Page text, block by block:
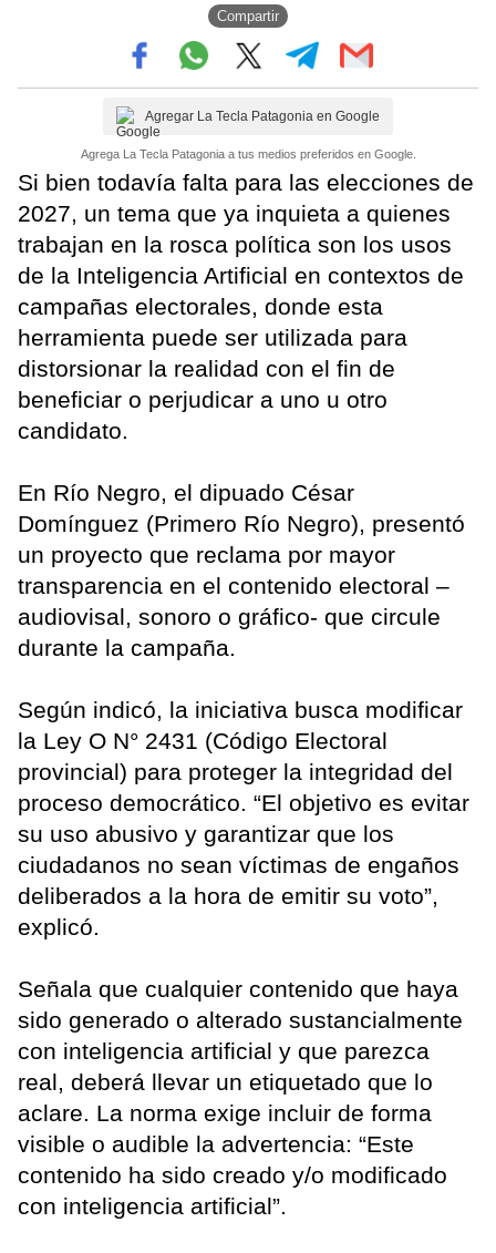
Compartir
Agregar La Tecla Patagonia en Google
Agrega La Tecla Patagonia a tus medios preferidos en Google.
Si bien todavía falta para las elecciones de
2027, un tema que ya inquieta a quienes
trabajan en la rosca política son los usos
de la Inteligencia Artificial en contextos de
campañas electorales, donde esta
herramienta puede ser utilizada para
distorsionar la realidad con el fin de
beneficiar o perjudicar a uno u otro
candidato.
En Río Negro, el dipuado César
Domínguez (Primero Río Negro), presentó
un proyecto que reclama por mayor
transparencia en el contenido electoral –
audiovisal, sonoro o gráfico- que circule
durante la campaña.
Según indicó, la iniciativa busca modificar
la Ley O N° 2431 (Código Electoral
provincial) para proteger la integridad del
proceso democrático. “El objetivo es evitar
su uso abusivo y garantizar que los
ciudadanos no sean víctimas de engaños
deliberados a la hora de emitir su voto”,
explicó.
Señala que cualquier contenido que haya
sido generado o alterado sustancialmente
con inteligencia artificial y que parezca
real, deberá llevar un etiquetado que lo
aclare. La norma exige incluir de forma
visible o audible la advertencia: “Este
contenido ha sido creado y/o modificado
con inteligencia artificial”.